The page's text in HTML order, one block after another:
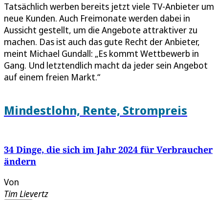
Tatsächlich werben bereits jetzt viele TV-Anbieter um
neue Kunden. Auch Freimonate werden dabei in
Aussicht gestellt, um die Angebote attraktiver zu
machen. Das ist auch das gute Recht der Anbieter,
meint Michael Gundall: „Es kommt Wettbewerb in
Gang. Und letztendlich macht da jeder sein Angebot
auf einem freien Markt.“
Mindestlohn, Rente, Strompreis
34 Dinge, die sich im Jahr 2024 für Verbraucher
ändern
Von
Tim Lievertz